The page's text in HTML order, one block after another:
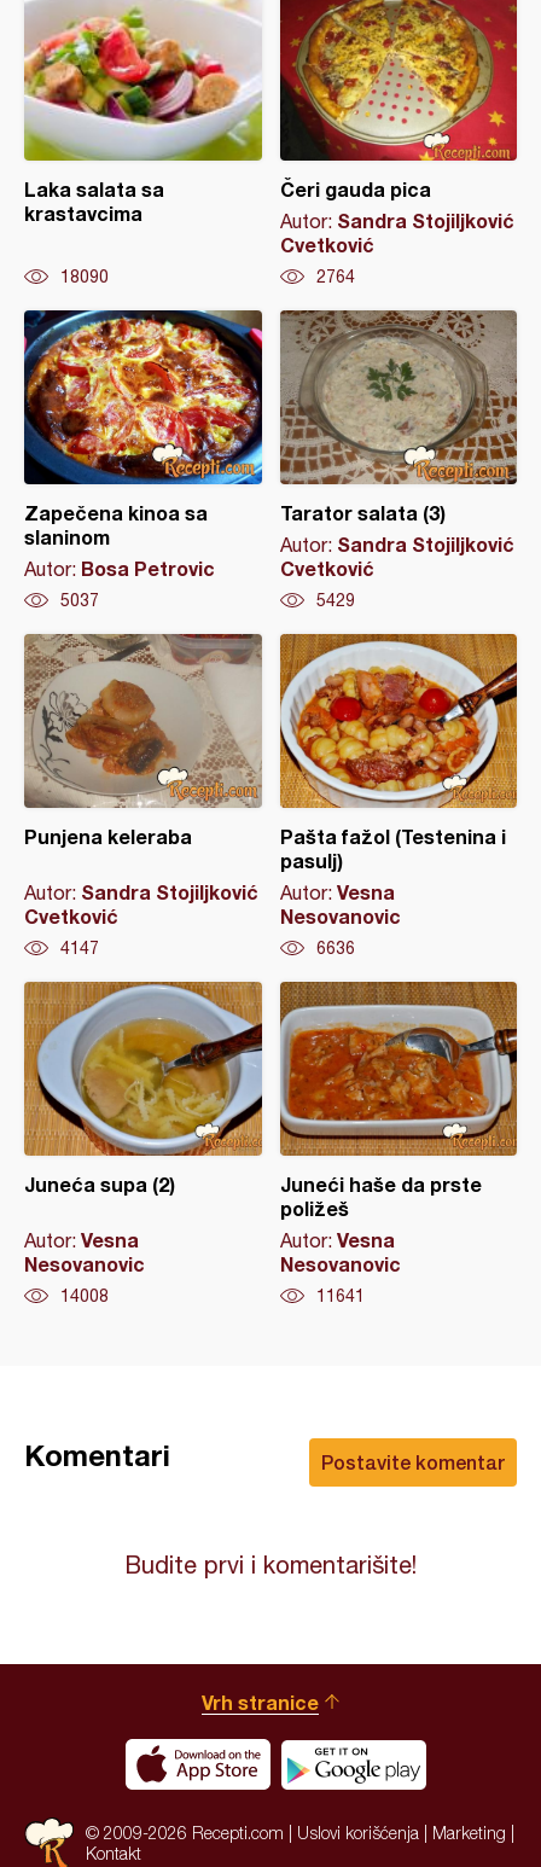
Laka salata sa
krastavcima
18090
Čeri gauda pica
Autor: Sandra Stojiljković
Cvetković
2764
Zapečena kinoa sa
slaninom
Autor: Bosa Petrovic
5037
Tarator salata (3)
Autor: Sandra Stojiljković
Cvetković
5429
Punjena keleraba
Autor: Sandra Stojiljković
Cvetković
4147
Pašta fažol (Testenina i
pasulj)
Autor: Vesna
Nesovanovic
6636
Juneća supa (2)
Autor: Vesna
Nesovanovic
14008
Juneći haše da prste
poližeš
Autor: Vesna
Nesovanovic
11641
Postavite komentar
Komentari
Budite prvi i komentarišite!
Vrh stranice
© 2009-2026 Recepti.com | Uslovi korišćenja Marketing
Kontakt